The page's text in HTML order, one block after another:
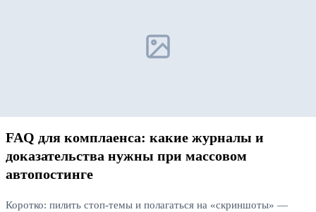
FAQ для комплаенса: какие журналы и
доказательства нужны при массовом
автопостинге
Коротко: пилить стоп‑темы и полагаться на «скриншоты» —